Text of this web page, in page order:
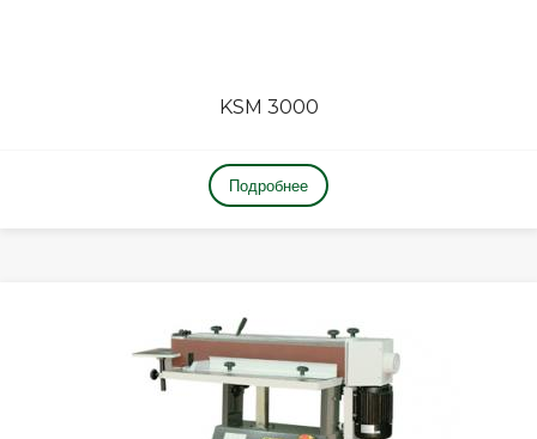
KSM 3000
Подробнее